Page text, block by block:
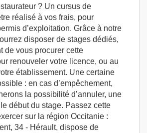
? Un cursus de
réalisé à vos frais, pour
d’exploitation. Grâce à notre
disposer de stages dédiés,
de vous procurer cette
renouveler votre licence, ou au
établissement. Une certaine
: en cas d’empêchement,
la possibilité d’annuler, une
début du stage. Passez cette
sur la région Occitanie :
34 - Hérault, dispose de